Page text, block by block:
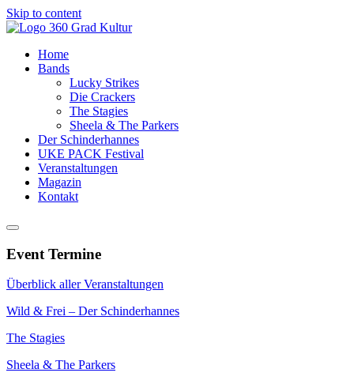
Skip to content
Home
Bands
Lucky Strikes
Die Crackers
The Stagies
Sheela & The Parkers
Der Schinderhannes
UKE PACK Festival
Veranstaltungen
Magazin
Kontakt
Event Termine
Überblick aller Veranstaltungen
Wild & Frei – Der Schinderhannes
The Stagies
Sheela & The Parkers